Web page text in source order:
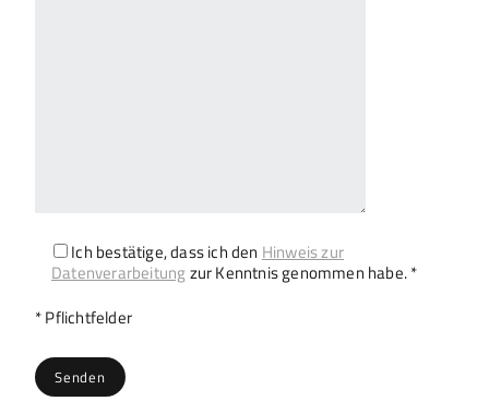
Ich bestätige, dass ich den Hinweis zur
Datenverarbeitung zur Kenntnis genommen habe. *
Bitte lasse dieses Feld leer.
* Pflichtfelder